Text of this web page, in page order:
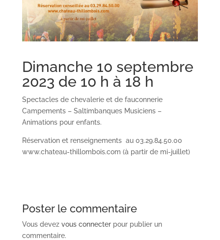
Dimanche 10 septembre
2023 de 10 h à 18 h
Spectacles de chevalerie et de fauconnerie
Campements – Saltimbanques Musiciens –
Animations pour enfants.
Réservation et renseignements au 03.29.84.50.00
www.chateau-thillombois.com (à partir de mi-juillet)
Poster le commentaire
Vous devez vous connecterpour publier un
commentaire.